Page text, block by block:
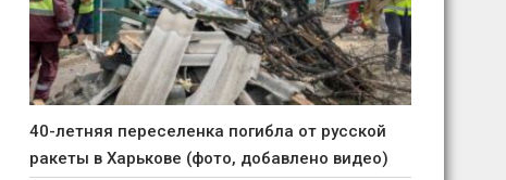
40-летняя переселенка погибла от русской
ракеты в Харькове (фото, добавлено видео)